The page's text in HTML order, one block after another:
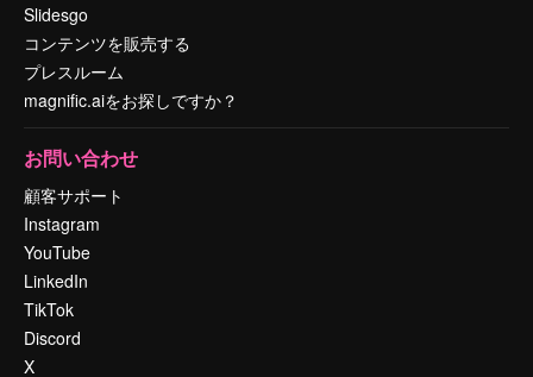
Slidesgo
コンテンツを販売する
プレスルーム
magnific.aiをお探しですか？
お問い合わせ
顧客サポート
Instagram
YouTube
LinkedIn
TikTok
Discord
X